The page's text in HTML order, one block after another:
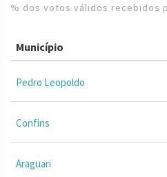
% dos votos válidos recebidos
Município
Pedro Leopoldo
Confins
Araguari